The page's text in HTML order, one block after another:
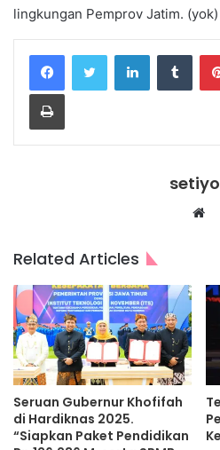
lingkungan Pemprov Jatim. (yok)
LinkedIn
Print
setiyo
Related Articles
Seruan Gubernur Khofifah
di Hardiknas 2025.
“Siapkan Paket Pendidikan